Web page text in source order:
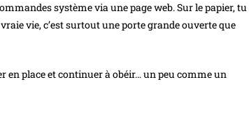
système via une page web. Sur le papier, tu
vie, c’est surtout une porte grande ouverte que
en place et continuer à obéir… un peu comme un